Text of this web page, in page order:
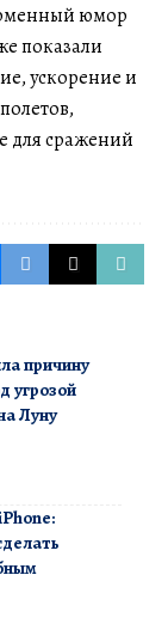
юмор
показали
ускорение и
для сражений
причину
угрозой
Луну